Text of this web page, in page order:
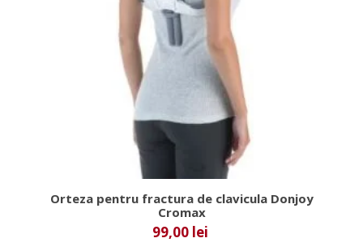
Orteza pentru fractura de clavicula Donjoy
Cromax
99,00 lei